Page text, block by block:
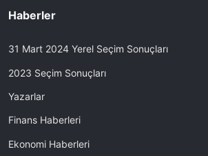
Haberler
31 Mart 2024 Yerel Seçim Sonuçları
2023 Seçim Sonuçları
Yazarlar
Finans Haberleri
Ekonomi Haberleri